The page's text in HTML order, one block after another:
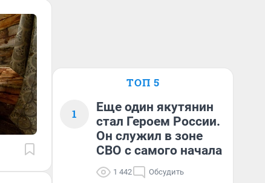
ТОП 5
1
Еще один якутянин
стал Героем России.
Он служил в зоне
СВО с самого начала
1 442 Обсудить